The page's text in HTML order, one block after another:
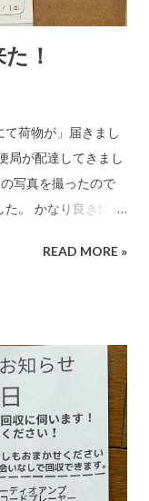
！
て荷物が」届きまし
局が配達してきまし
写真を撮ったので
。 かなり良き情報
女性や意思表示がで
ては上得意のお客さ
品になる確率はかな
ます。) 以下は、AI
についてもAIに分
社、および
やトラブル報告の
READ MORE »